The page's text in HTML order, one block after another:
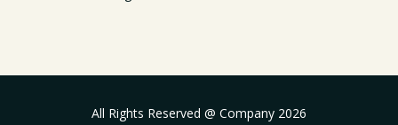
All Rights Reserved @ Company 2026